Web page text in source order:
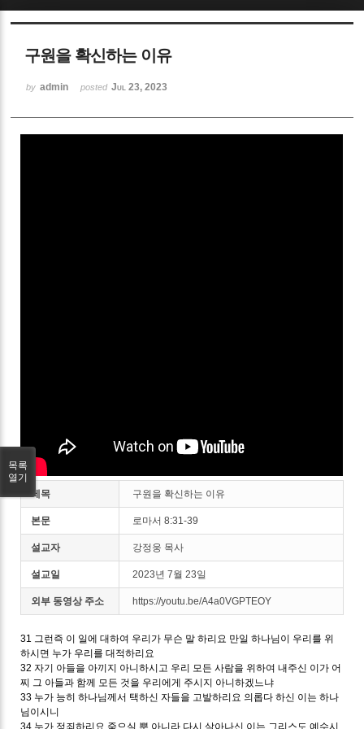
구원을 확신하는 이유
by admin posted Jul 23, 2023
제목 구원을 확신하는 이유
본문 로마서 8:31-39
설교자 강정웅 목사
설교일 2023년 7월 23일
외부 동영상 주소 https://youtu.be/A4a0VGPTEOY
31 그런즉 이 일에 대하여 우리가 무슨 말 하리요 만일 하나님이 우리를 위
하시면 누가 우리를 대적하리요
32 자기 아들을 아끼지 아니하시고 우리 모든 사람을 위하여 내주신 이가 어
찌 그 아들과 함께 모든 것을 우리에게 주시지 아니하겠느냐
33 누가 능히 하나님께서 택하신 자들을 고발하리요 의롭다 하신 이는 하나
님이시니
34 누가 정죄하리요 죽으실 뿐 아니라 다시 살아나신 이는 그리스도 예수시
목록
열기
Sketchbook5, 스케치북5